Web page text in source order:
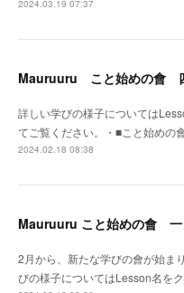
2024.03.19 07:37
Mauruuru こと始めの會 四
詳しい学びの様子については
てご覧ください。・■こと始め
2024.02.18 08:38
Mauruuru こと始めの會 一
2月から、新たな学びの會が始ま
びの様子についてはLesson名を